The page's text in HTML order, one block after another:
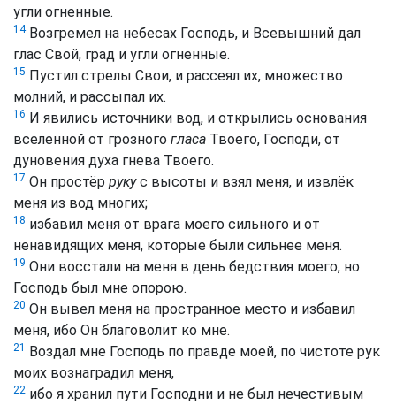
угли огненные.
14Возгремел на небесах Господь, и Всевышний дал
глас Свой, град и угли огненные.
15 Пустил стрелы Свои, и рассеял их, множество
молний, и рассыпал их.
16 И явились источники вод, и открылись основания
вселенной от грозного гласа Твоего, Господи, от
дуновения духа гнева Твоего.
17 Он простёр рукус высоты и взял меня, и извлёк
меня из вод многих;
18 избавил меня от врага моего сильного и от
ненавидящих меня, которые были сильнее меня.
19 Они восстали на меня в день бедствия моего, но
Господь был мне опорою.
20 Он вывел меня на пространное место и избавил
меня, ибо Он благоволит ко мне.
21 Воздал мне Господь по правде моей, по чистоте рук
моих вознаградил меня,
22 ибо я хранил пути Господни и не был нечестивым